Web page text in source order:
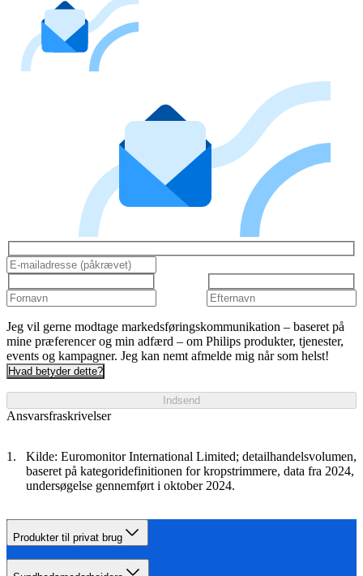
Jeg vil gerne modtage markedsføringskommunikation – baseret på
mine præferencer og min adfærd – om Philips produkter, tjenester,
events og kampagner. Jeg kan nemt afmelde mig når som helst!
Hvad betyder dette?
Indsend
Ansvarsfraskrivelser
Kilde: Euromonitor International Limited; detailhandelsvolumen,
baseret på kategoridefinitionen for kropstrimmere, data fra 2024,
undersøgelse gennemført i oktober 2024.
Produkter til privat brug